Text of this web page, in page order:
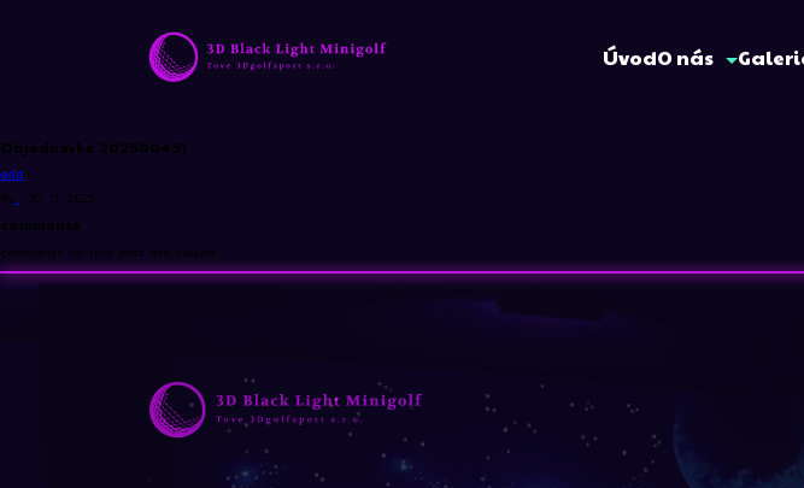
ÚvodO nás
Objednávka 202500451
edit
By • 30. 11. 2025
comments
comments for this post are closed